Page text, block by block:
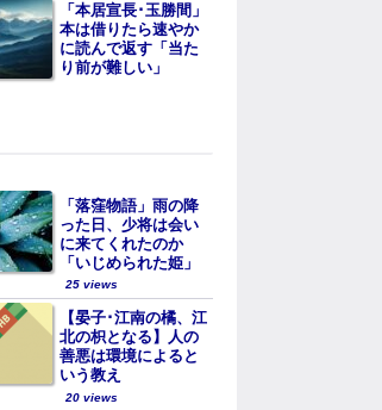
「本居宣長･玉勝間」
本は借りたら速やか
に読んで返す「当た
り前が難しい」
「落窪物語」雨の降
った日、少将は会い
に来てくれたのか
「いじめられた姫」
25 views
【晏子･江南の橘、江
北の枳となる】人の
善悪は環境によると
いう教え
20 views